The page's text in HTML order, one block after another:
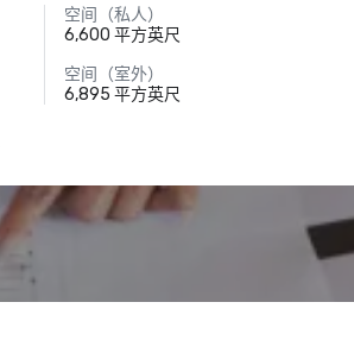
空间（私人）
6,600 平方英尺
空间（室外）
6,895 平方英尺